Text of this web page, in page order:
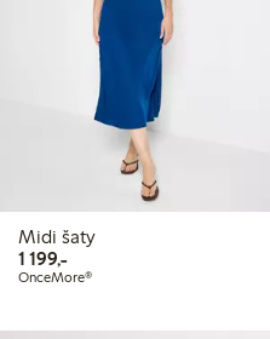
Midi šaty
1 199,-1 199,00 Kč
OnceMore®